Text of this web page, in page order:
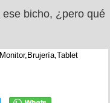
bicho, ¿pero qué